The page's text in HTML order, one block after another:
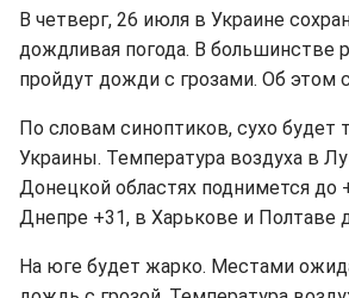
В четверг, 26 июля в Украине
дождливая погода. В большинстве
пройдут дожди с грозами. Об этом
По словам синоптиков, сухо будет
Украины. Температура воздуха в
Донецкой областях поднимется до
Днепре +31, в Харькове и Полтаве
На юге будет жарко. Местами